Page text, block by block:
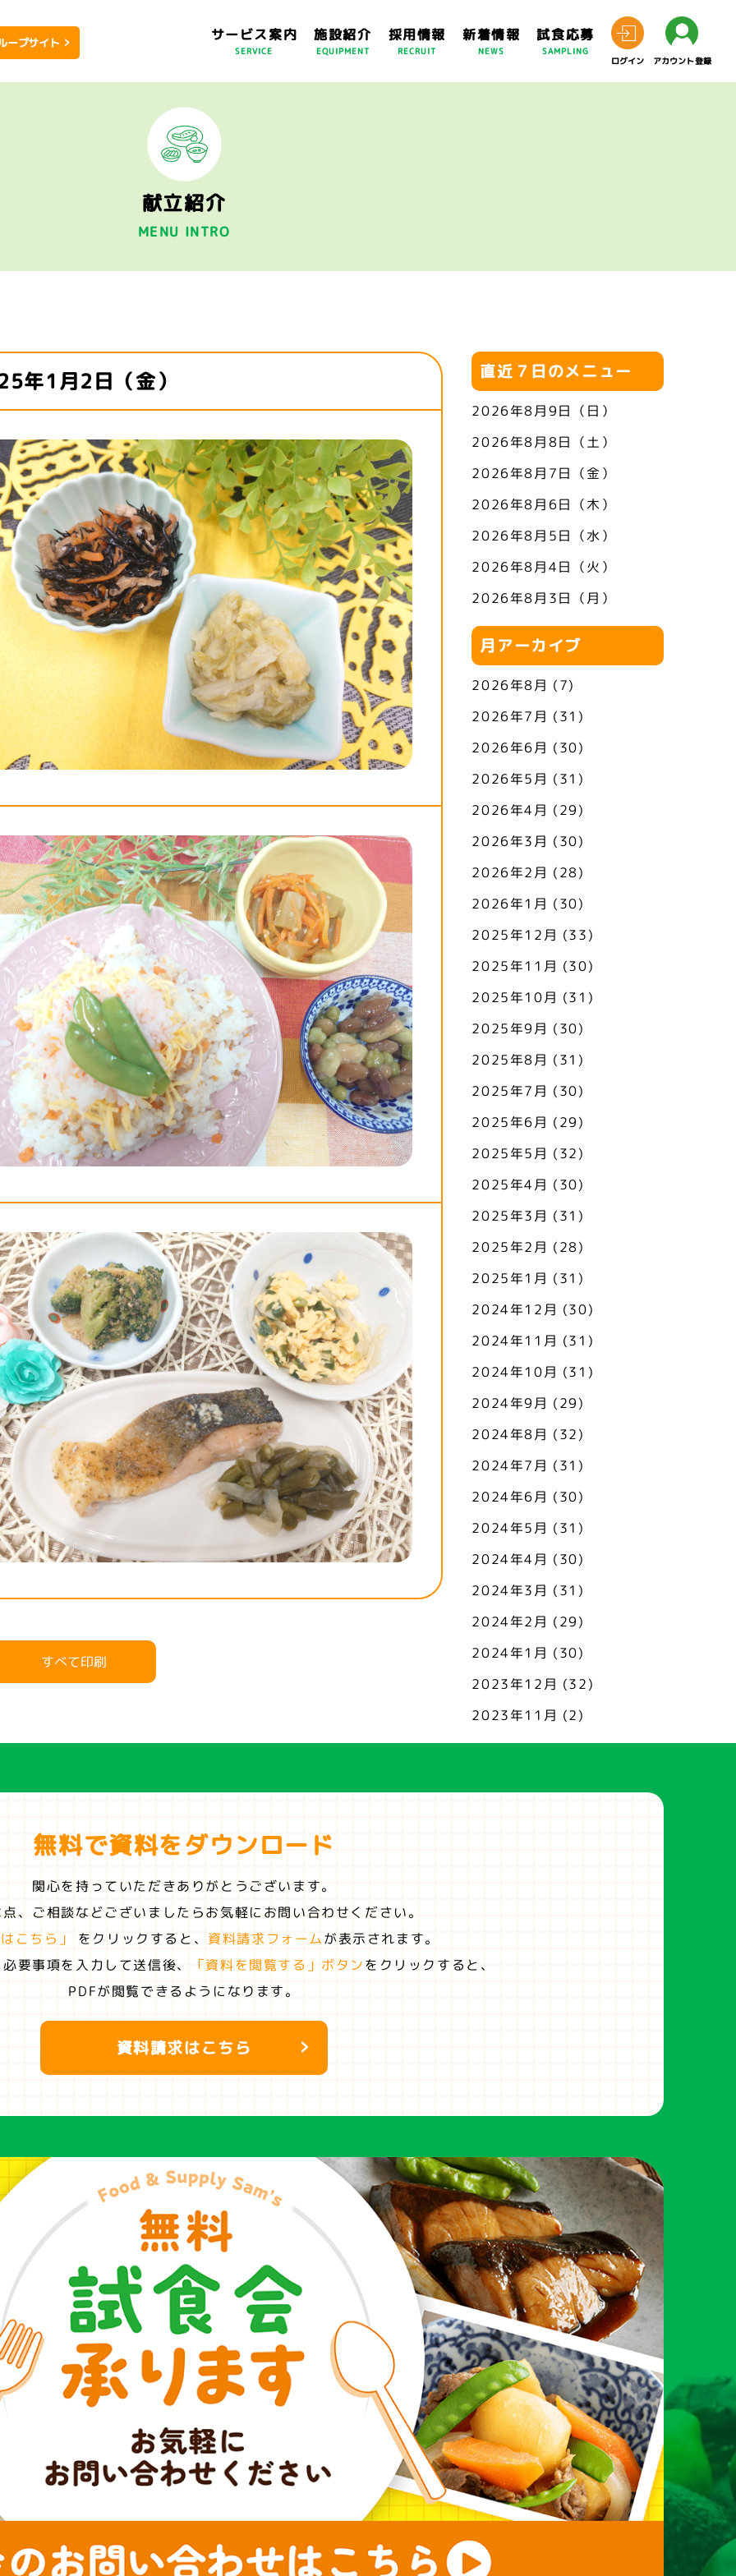
ープサイト サービス案内
SERVICE
施設紹介
EQUIPMENT
採用情報
RECRUIT
新着情報
NEWS
試食応募
SAMPLING
ログイン
アカウント登録
献立紹介
MENU INTRO
年1月2日（金）
すべて印刷
直近７日のメニュー
2026年8月9日（日）
2026年8月8日（土）
2026年8月7日（金）
2026年8月6日（木）
2026年8月5日（水）
2026年8月4日（火）
2026年8月3日（月）
月アーカイブ
2026年8月 (7)
2026年7月 (31)
2026年6月 (30)
2026年5月 (31)
2026年4月 (29)
2026年3月 (30)
2026年2月 (28)
2026年1月 (30)
2025年12月 (33)
2025年11月 (30)
2025年10月 (31)
2025年9月 (30)
2025年8月 (31)
2025年7月 (30)
2025年6月 (29)
2025年5月 (32)
2025年4月 (30)
2025年3月 (31)
2025年2月 (28)
2025年1月 (31)
2024年12月 (30)
2024年11月 (31)
2024年10月 (31)
2024年9月 (29)
2024年8月 (32)
2024年7月 (31)
2024年6月 (30)
2024年5月 (31)
2024年4月 (30)
2024年3月 (31)
2024年2月 (29)
2024年1月 (30)
2023年12月 (32)
2023年11月 (2)
無料で資料をダウンロード
関心を持っていただきありがとうございます。
、ご相談などございましたらお気軽にお問い合わせください。
こちら」
をクリックすると、 資料請求フォームが表示されます。
要事項を入力して送信後、
「資料を閲覧する」ボタンをクリックすると、
PDFが閲覧できるようになります。
資料請求はこちら